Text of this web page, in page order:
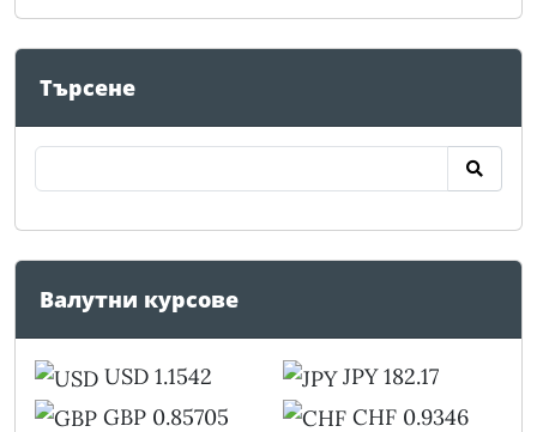
Търсене
Валутни курсове
USD 1.1542
GBP 0.85705
JPY 182.17
CHF 0.9346